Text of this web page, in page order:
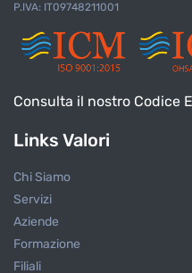
P.IVA: IT09748211001
Consulta il nostro Codice
Links Valori
Chi Siamo
Servizi
Aziende
Formazione
Filiali